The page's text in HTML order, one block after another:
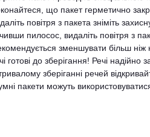
що пакет герметично
повітря з пакета зніміть
пилосос, видаліть повітря з
зменшувати більш
готові до зберігання! Речі
зберіганні речей
пакети можуть